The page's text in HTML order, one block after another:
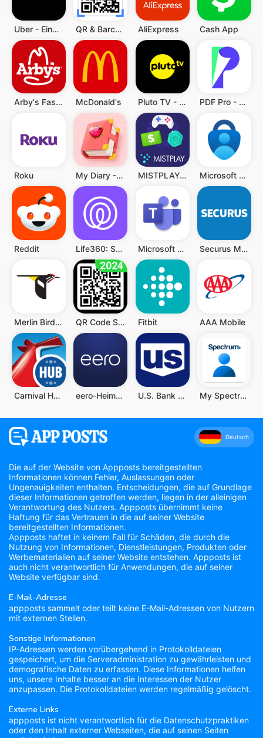
Uber - Eine Fahrt bestellen QR & Barcode Scanner (Deutsch) AliExpress Cash App
Arby's Fast Food Sandwiches McDonald's Pluto TV - TV, Filme & Serien PDF Pro - Reader & Maker
Roku My Diary - Diary With Lock MISTPLAY: Spiele für Belohnung Microsoft Authenticator
Reddit Life360: Standort teilen Microsoft Teams Securus Mobile
Merlin Bird ID von Cornell Lab QR Code Scanner (Deutsch) Fitbit AAA Mobile
Carnival HUB eero-Heim-WLAN-System U.S. Bank Mobile Banking My Spectrum
Deutsch
Die auf der Website von Appposts bereitgestellten
Informationen können Fehler, Auslassungen oder
Ungenauigkeiten enthalten. Entscheidungen, die auf Grundlage
dieser Informationen getroffen werden, liegen in der alleinigen
Verantwortung des Nutzers. Appposts übernimmt keine
Haftung für das Vertrauen in die auf seiner Website
bereitgestellten Informationen.
Appposts haftet in keinem Fall für Schäden, die durch die
Nutzung von Informationen, Dienstleistungen, Produkten oder
Werbematerialien auf seiner Website entstehen. Appposts ist
auch nicht verantwortlich für Anwendungen, die auf seiner
Website verfügbar sind.
E-Mail-Adresse
appposts sammelt oder teilt keine E-Mail-Adressen von Nutzern
mit externen Stellen.
Sonstige Informationen
IP-Adressen werden vorübergehend in Protokolldateien
gespeichert, um die Serveradministration zu gewährleisten und
demografische Daten zu erfassen. Diese Informationen helfen
uns, unsere Inhalte besser an die Interessen der Nutzer
anzupassen. Die Protokolldateien werden regelmäßig gelöscht.
Externe Links
appposts ist nicht verantwortlich für die Datenschutzpraktiken
oder den Inhalt externer Webseiten, die auf seinen Seiten